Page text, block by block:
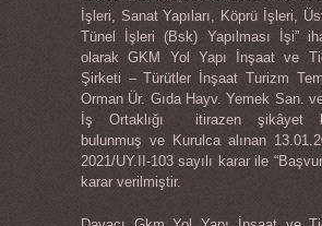
İşleri, Sanat Yapıları, Köprü İşleri,
Tünel İşleri (Bsk) Yapılması İşi”
olarak GKM Yol Yapı İnşaat ve
Şirketi – Türütler İnşaat Turizm
Orman Ür. Gıda Hayv. Yemek San.
İş Ortaklığı itirazen şikâyet
bulunmuş ve Kurulca alınan
2021/UY.II-103 sayılı karar ile
karar verilmiştir.